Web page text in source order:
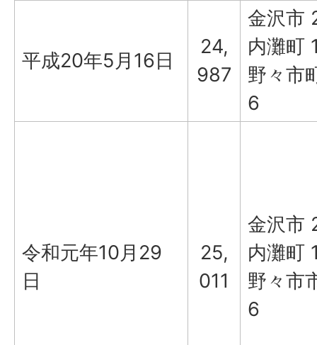
平成20年5月16日
24,
987
金沢市
内灘町
野々市
6
令和元年10月29
日
25,
011
金沢市
内灘町
野々市
6